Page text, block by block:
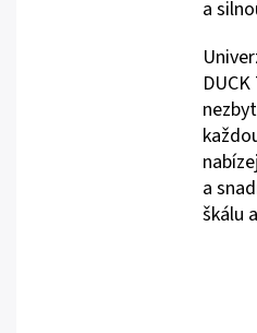
a
a
škálu